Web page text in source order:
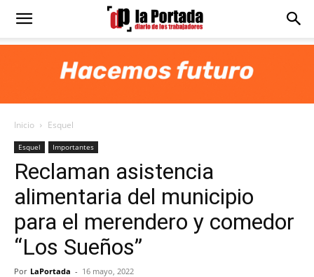
Diario
Portada
Inicio Esquel
Esquel Importantes
Reclaman asistencia
alimentaria del municipio
para el merendero y comedor
“Los Sueños”
Por LaPortada - 16 mayo, 2022